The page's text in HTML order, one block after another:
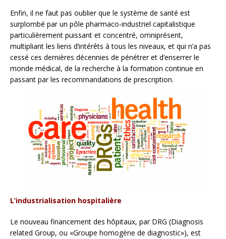
Enfin, il ne faut pas oublier que le système de santé est
surplombé par un pôle pharmaco-industriel capitalistique
particulièrement puissant et concentré, omniprésent,
multipliant les liens d’intérêts à tous les niveaux, et qui n’a pas
cessé ces dernières décennies de pénétrer et d’enserrer le
monde médical, de la recherche à la formation continue en
passant par les recommandations de prescription.
L’industrialisation hospitalière
Le nouveau financement des hôpitaux, par DRG (Diagnosis
related Group, ou «Groupe homogène de diagnostic»), est